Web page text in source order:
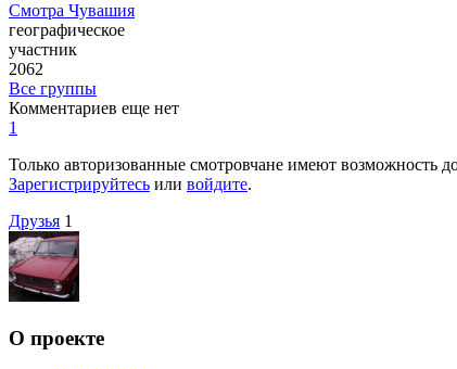
Смотра Чувашия
географическое
участник
2062
Все группы
Комментариев еще нет
1
Только авторизованные смотровчане имеют возможность
Зарегистрируйтесь или войдите.
Друзья 1
О проекте